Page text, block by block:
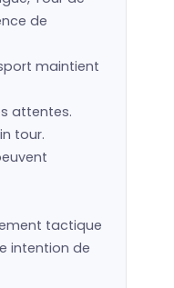
de
maintient
attentes.
tour.
tactique
intention de